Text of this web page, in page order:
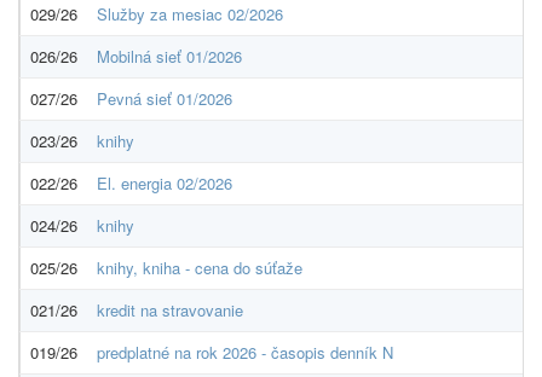
029/26
Služby za mesiac 02/2026
026/26
Mobilná sieť 01/2026
027/26
Pevná sieť 01/2026
023/26
knihy
022/26
El. energia 02/2026
024/26
knihy
025/26
knihy, kniha - cena do súťaže
021/26
kredit na stravovanie
019/26
predplatné na rok 2026 - časopis denník N